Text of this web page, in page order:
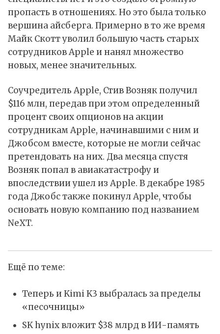
пропасть в отношениях. Но это была только
вершина айсберга. Примерно в то же время
Майк Скотт уволил большую часть старых
сотрудников Apple и нанял множество
новых, менее значительных.
Соучредитель Apple, Стив Возняк получил
$116 млн, передав при этом определенный
процент своих опционов на акции
сотрудникам Apple, начинавшими с ним и
Джобсом вместе, которые не могли сейчас
претендовать на них. Два месяца спустя
Возняк попал в авиакатастрофу и
впоследствии ушел из Apple. В декабре 1985
года Джобс также покинул Apple, чтобы
основать новую компанию под названием
NeXT.
Ещё по теме:
Теперь и Kimi K3 выбралась за пределы
«песочницы»
SK hynix вложит $38 млрд в ИИ-память